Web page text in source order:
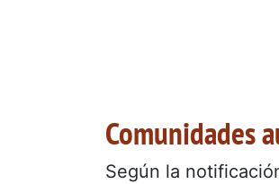
Comunidades
Según la